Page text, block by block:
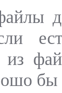
из
бы